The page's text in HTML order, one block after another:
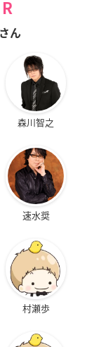
ん
森川智之
速水奨
村瀬歩